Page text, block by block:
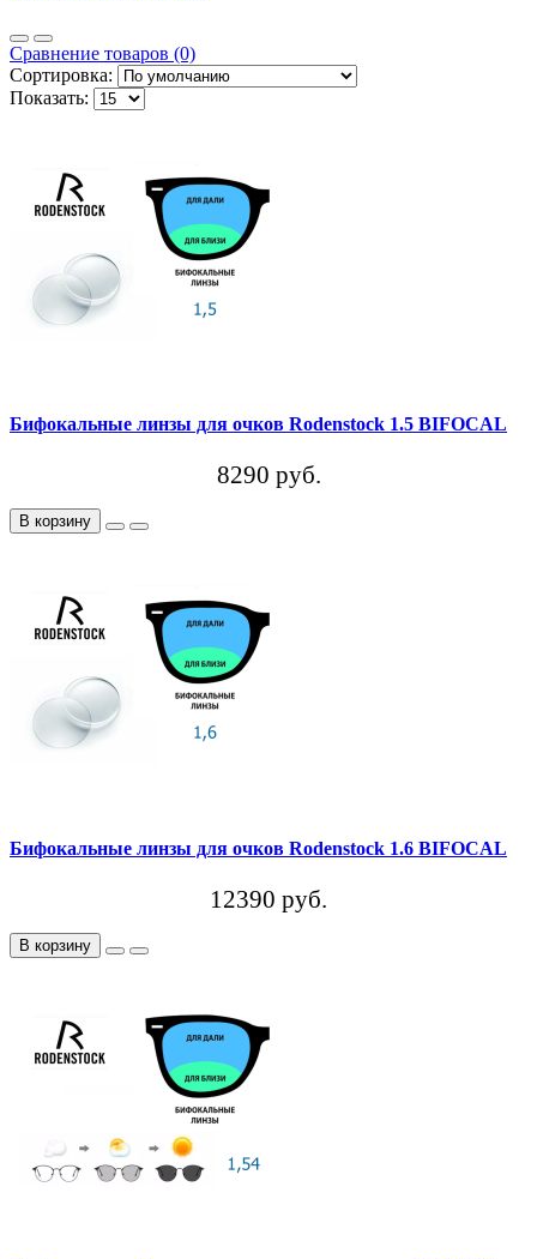
Сравнение товаров (0)
Сортировка:
Показать:
Бифокальные линзы для очков Rodenstock 1.5 BIFOCAL
8290 руб.
В корзину
Бифокальные линзы для очков Rodenstock 1.6 BIFOCAL
12390 руб.
В корзину